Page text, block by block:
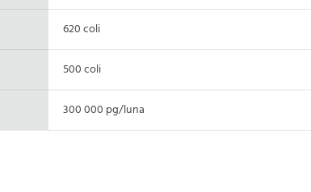
620 coli
500 coli
300 000 pg/luna